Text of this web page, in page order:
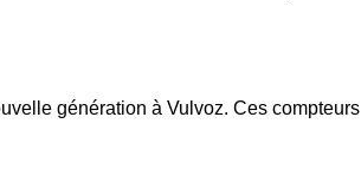
génération à Vulvoz. Ces compteurs